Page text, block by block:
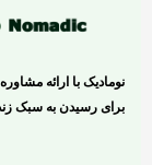
نومادیک با ارائه
برای رسیدن به سبک